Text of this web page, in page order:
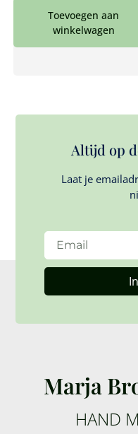
Toevoegen aan
winkelwagen
Altijd op
Laat je
Marja
HAND